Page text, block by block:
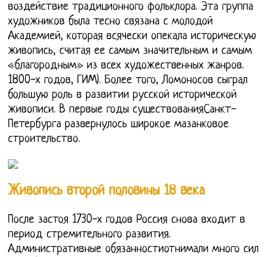
воздействие традиционного фольклора. Эта группа
художников была тесно связана с молодой
Академией, которая всячески опекала историческую
живопись, считая ее самым значительным и самым
«благородным» из всех художественных жанров.
1800-х годов, ГИМ). Более того, Ломоносов сыграл
большую роль в развитии русской исторической
живописи. В первые годы существованияСанкт-
Петербурга развернулось широкое мазанковое
строительство.
Живопись второй половины 18 века
После застоя 1730-х годов Россия снова входит в
период стремительного развития.
Административные обязанностиотнимали много сил